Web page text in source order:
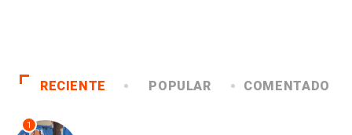
RECIENTE POPULAR COMENTADO
1